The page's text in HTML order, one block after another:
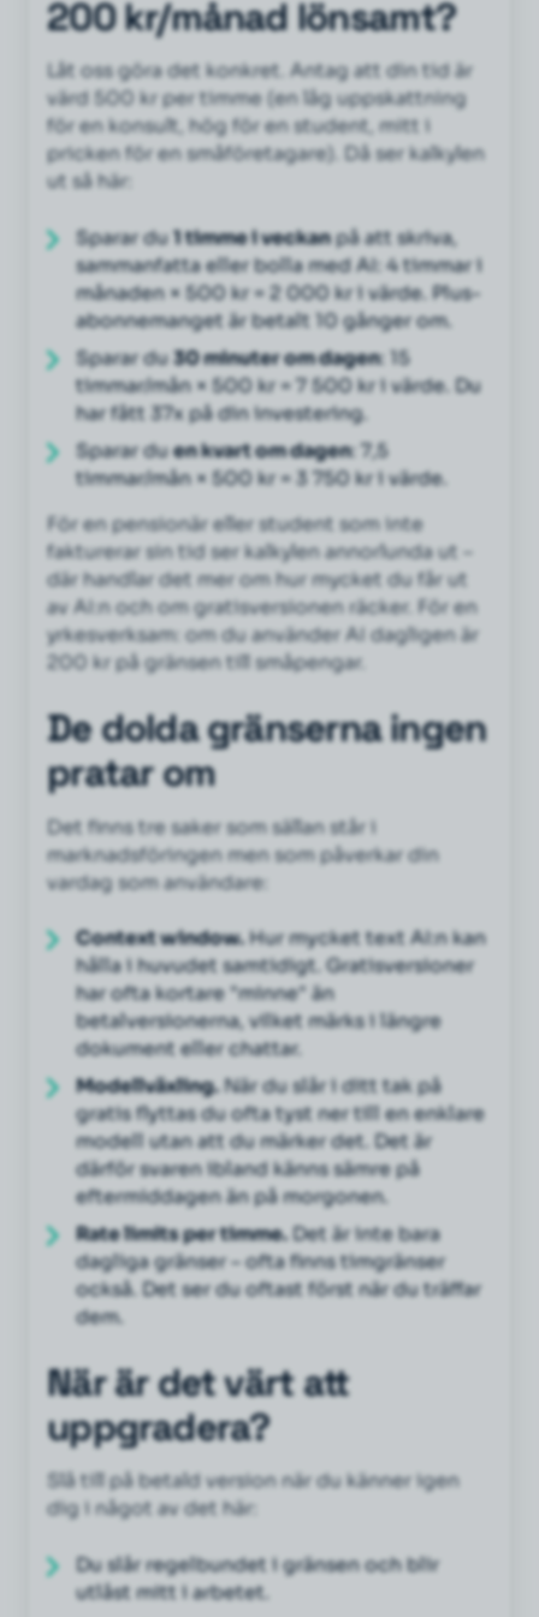
200 kr/månad lönsamt?
Låt oss göra det konkret. Antag att din tid är
värd 500 kr per timme (en låg uppskattning
för en konsult, hög för en student, mitt i
pricken för en småföretagare). Då ser kalkylen
ut så här:
Sparar du 1 timme i veckanpå att skriva,
sammanfatta eller bolla med AI: 4 timmar i
månaden × 500 kr = 2 000 kr i värde. Plus-
abonnemanget är betalt 10 gånger om.
Sparar du 30 minuter om dagen: 15
timmar/mån × 500 kr = 7 500 kr i värde. Du
har fått 37x på din investering.
Sparar duen kvart om dagen: 7,5
timmar/mån × 500 kr = 3 750 kr i värde.
För en pensionär eller student som inte
fakturerar sin tid ser kalkylen annorlunda ut –
där handlar det mer om hur mycket du får ut
av AI:n och om gratisversionen räcker. För en
yrkesverksam: om du använder AI dagligen är
200 kr på gränsen till småpengar.
De dolda gränserna ingen
pratar om
Det finns tre saker som sällan står i
marknadsföringen men som påverkar din
vardag som användare:
Context window.Hur mycket text AI:n kan
hålla i huvudet samtidigt. Gratisversioner
har ofta kortare "minne" än
betalversionerna, vilket märks i längre
dokument eller chattar.
Modellväxling.När du slår i ditt tak på
gratis flyttas du ofta tyst ner till en enklare
modell utan att du märker det. Det är
därför svaren ibland känns sämre på
eftermiddagen än på morgonen.
Rate limits per timme.Det är inte bara
dagliga gränser – ofta finns timgränser
också. Det ser du oftast först när du träffar
dem.
När är det värt att
uppgradera?
Slå till på betald version när du känner igen
dig i något av det här:
Du slår regelbundet i gränsen och blir
utlåst mitt i arbetet.